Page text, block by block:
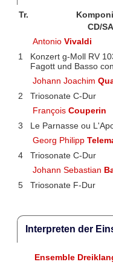
Tr.
CD/
AntonioVivaldi
1
Konzert g-Moll RV
Fagott und Basso
Johann Joachim
2
Triosonate C-Dur
FrançoisCouperin
3
Le Parnasse ou
Georg Philipp
4
Triosonate C-Dur
Johann Sebastian
5
Triosonate F-Dur
Interpreten der
Ensemble